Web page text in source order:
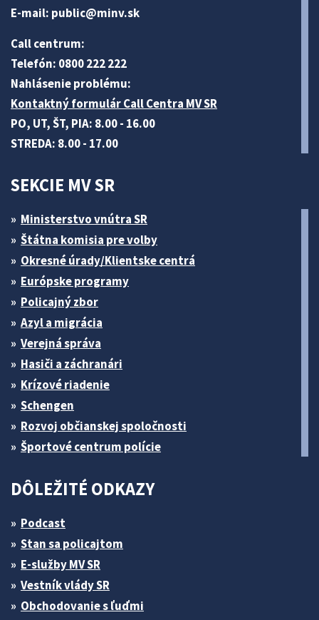
E-mail: public@minv.sk
Call centrum:
Telefón: 0800 222 222
Nahlásenie problému:
Kontaktný formulár Call Centra MV SR
PO, UT, ŠT, PIA: 8.00 - 16.00
STREDA: 8.00 - 17.00
SEKCIE MV SR
Ministerstvo vnútra SR
Štátna komisia pre volby
Okresné úrady/Klientske centrá
Európske programy
Policajný zbor
Azyl a migrácia
Verejná správa
Hasiči a záchranári
Krízové riadenie
Schengen
Rozvoj občianskej spoločnosti
Športové centrum polície
DÔLEŽITÉ ODKAZY
Podcast
Stan sa policajtom
E-služby MV SR
Vestník vlády SR
Obchodovanie s ľuďmi